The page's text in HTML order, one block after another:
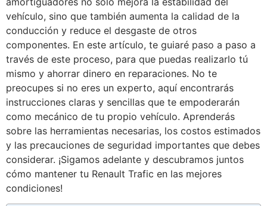
vehículo, sino que también aumenta la calidad de la
conducción y reduce el desgaste de otros
componentes. En este artículo, te guiaré paso a paso a
través de este proceso, para que puedas realizarlo tú
mismo y ahorrar dinero en reparaciones. No te
preocupes si no eres un experto, aquí encontrarás
instrucciones claras y sencillas que te empoderarán
como mecánico de tu propio vehículo. Aprenderás
sobre las herramientas necesarias, los costos estimados
y las precauciones de seguridad importantes que debes
considerar. ¡Sigamos adelante y descubramos juntos
cómo mantener tu Renault Trafic en las mejores
condiciones!